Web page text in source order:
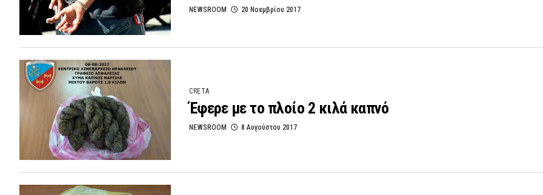
NEWSROOM 20 Νοεμβρίου 2017
CRETA
Έφερε με το πλοίο 2 κιλά καπνό
NEWSROOM 8 Αυγούστου 2017